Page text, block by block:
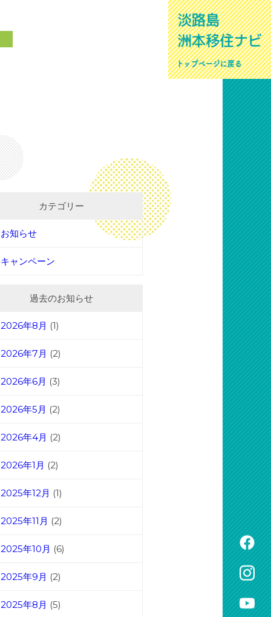
カテゴリー
お知らせ
キャンペーン
過去のお知らせ
2026年8月 (1)
2026年7月 (2)
2026年6月 (3)
2026年5月 (2)
2026年4月 (2)
2026年1月 (2)
2025年12月 (1)
2025年11月 (2)
2025年10月 (6)
2025年9月 (2)
2025年8月 (5)